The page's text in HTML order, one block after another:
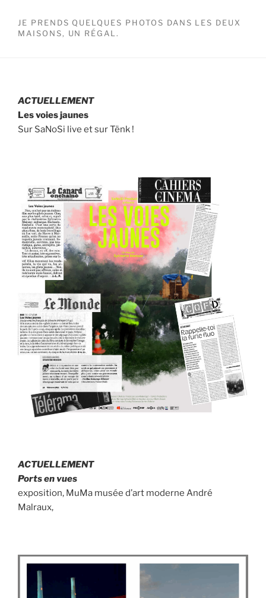
JE PRENDS QUELQUES PHOTOS DANS LES DEUX
MAISONS, UN RÉGAL.
ACTUELLEMENT
Les voies jaunes
Sur SaNoSi live et sur Tënk !
ACTUELLEMENT
Ports en vues
exposition, MuMa musée d’art moderne André
Malraux,